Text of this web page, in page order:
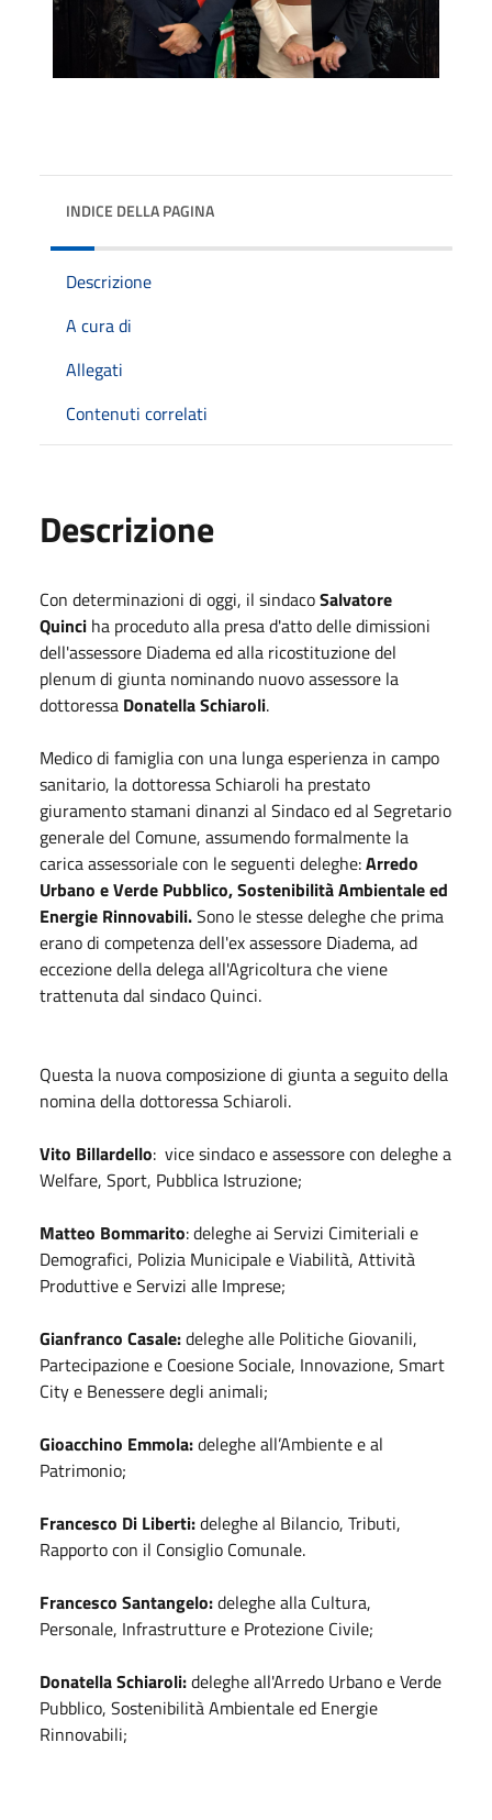
INDICE DELLA PAGINA
Descrizione
A cura di
Allegati
Contenuti correlati
Descrizione
Con determinazioni di oggi, il sindacoSalvatore
Quinci ha proceduto alla presa d'atto delle dimissioni
dell'assessore Diadema ed alla ricostituzione del
plenum di giunta nominando nuovo assessore la
dottoressa Donatella Schiaroli.
Medico di famiglia con una lunga esperienza in campo
sanitario, la dottoressa Schiaroli ha prestato
giuramento stamani dinanzi al Sindaco ed al Segretario
generale del Comune, assumendo formalmente la
carica assessoriale con le seguenti deleghe:Arredo
Urbano e Verde Pubblico, Sostenibilità Ambientale ed
Energie Rinnovabili.Sono le stesse deleghe che prima
erano di competenza dell'ex assessore Diadema, ad
eccezione della delega all'Agricoltura che viene
trattenuta dal sindaco Quinci.
Questa la nuova composizione di giunta a seguito della
nomina della dottoressa Schiaroli.
Vito Billardello: vice sindaco e assessore con deleghe a
Welfare, Sport, Pubblica Istruzione;
Matteo Bommarito: deleghe ai Servizi Cimiteriali e
Demografici, Polizia Municipale e Viabilità, Attività
Produttive e Servizi alle Imprese;
Gianfranco Casale:deleghe alle Politiche Giovanili,
Partecipazione e Coesione Sociale, Innovazione, Smart
City e Benessere degli animali;
Gioacchino Emmola:deleghe all’Ambiente e al
Patrimonio;
Francesco Di Liberti:deleghe al Bilancio, Tributi,
Rapporto con il Consiglio Comunale.
Francesco Santangelo:deleghe alla Cultura,
Personale, Infrastrutture e Protezione Civile;
Donatella Schiaroli:deleghe all'Arredo Urbano e Verde
Pubblico, Sostenibilità Ambientale ed Energie
Rinnovabili;